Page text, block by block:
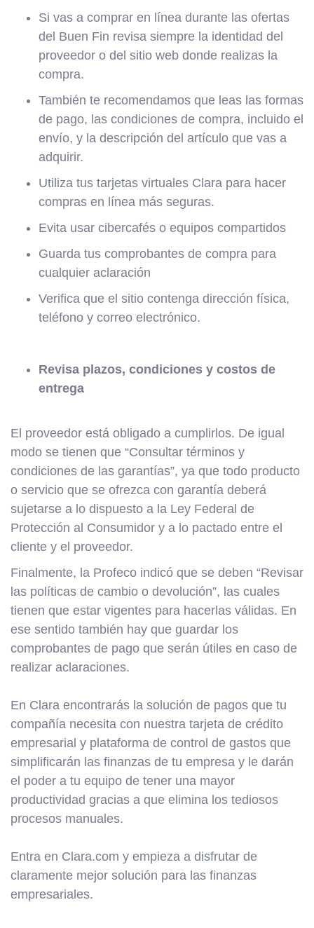
Si vas a comprar en línea durante las ofertas
del Buen Fin revisa siempre la identidad del
proveedor o del sitio web donde realizas la
compra.
También te recomendamos que leas las formas
de pago, las condiciones de compra, incluido el
envío, y la descripción del artículo que vas a
adquirir.
Utiliza tus tarjetas virtuales Clara para hacer
compras en línea más seguras.
Evita usar cibercafés o equipos compartidos
Guarda tus comprobantes de compra para
cualquier aclaración
Verifica que el sitio contenga dirección física,
teléfono y correo electrónico.
Revisa plazos, condiciones y costos de
entrega
El proveedor está obligado a cumplirlos. De igual
modo se tienen que “Consultar términos y
condiciones de las garantías”, ya que todo producto
o servicio que se ofrezca con garantía deberá
sujetarse a lo dispuesto a la Ley Federal de
Protección al Consumidor y a lo pactado entre el
cliente y el proveedor.
Finalmente, la Profeco indicó que se deben “Revisar
las políticas de cambio o devolución”, las cuales
tienen que estar vigentes para hacerlas válidas. En
ese sentido también hay que guardar los
comprobantes de pago que serán útiles en caso de
realizar aclaraciones.
En Clara encontrarás la solución de pagos que tu
compañía necesita con nuestra tarjeta de crédito
empresarial y plataforma de control de gastos que
simplificarán las finanzas de tu empresa y le darán
el poder a tu equipo de tener una mayor
productividad gracias a que elimina los tediosos
procesos manuales.
Entra en Clara.com y empieza a disfrutar de
claramente mejor solución para las finanzas
empresariales.